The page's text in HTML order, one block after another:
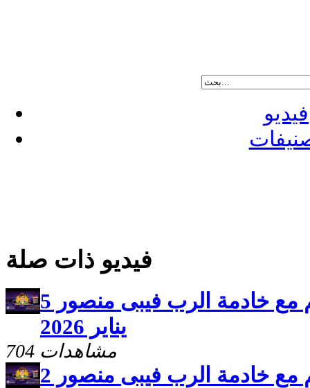
فيديو
فيديو ذات صلة
برنامج سلامى اعطيكم مع خادمة الرب فيبى منصور 5
يناير 2026
704 مشاهدات
برنامج سلامى اعطيكم مع خادمة الرب فيبى منصور 2